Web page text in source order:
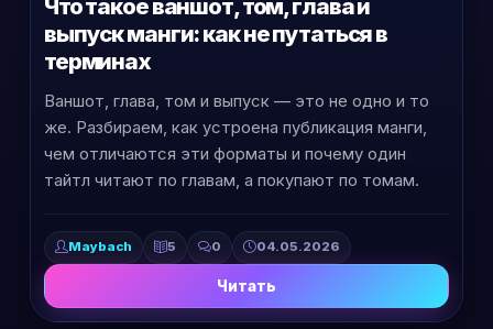
Что такое ваншот, том, глава и
выпуск манги: как не путаться в
терминах
Ваншот, глава, том и выпуск — это не одно и то
же. Разбираем, как устроена публикация манги,
чем отличаются эти форматы и почему один
тайтл читают по главам, а покупают по томам.
Maybach 5 0 04.05.2026
Читать